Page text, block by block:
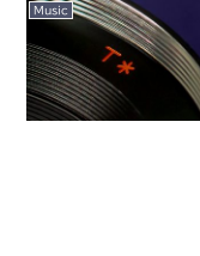
Music